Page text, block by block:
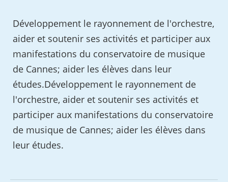
Développement le rayonnement de l'orchestre,
aider et soutenir ses activités et participer aux
manifestations du conservatoire de musique
de Cannes; aider les élèves dans leur
études.Développement le rayonnement de
l'orchestre, aider et soutenir ses activités et
participer aux manifestations du conservatoire
de musique de Cannes; aider les élèves dans
leur études.